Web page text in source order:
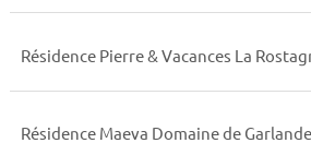
Résidence Pierre & Vacances La
Résidence Maeva Domaine de Garlande